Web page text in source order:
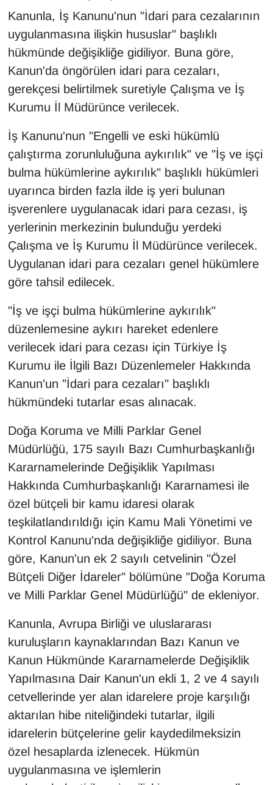
Kanunla, İş Kanunu'nun "İdari para cezalarının
uygulanmasına ilişkin hususlar" başlıklı
hükmünde değişikliğe gidiliyor. Buna göre,
Kanun'da öngörülen idari para cezaları,
gerekçesi belirtilmek suretiyle Çalışma ve İş
Kurumu İl Müdürünce verilecek.
İş Kanunu'nun "Engelli ve eski hükümlü
çalıştırma zorunluluğuna aykırılık" ve "İş ve işçi
bulma hükümlerine aykırılık" başlıklı hükümleri
uyarınca birden fazla ilde iş yeri bulunan
işverenlere uygulanacak idari para cezası, iş
yerlerinin merkezinin bulunduğu yerdeki
Çalışma ve İş Kurumu İl Müdürünce verilecek.
Uygulanan idari para cezaları genel hükümlere
göre tahsil edilecek.
"İş ve işçi bulma hükümlerine aykırılık"
düzenlemesine aykırı hareket edenlere
verilecek idari para cezası için Türkiye İş
Kurumu ile İlgili Bazı Düzenlemeler Hakkında
Kanun'un "İdari para cezaları" başlıklı
hükmündeki tutarlar esas alınacak.
Doğa Koruma ve Milli Parklar Genel
Müdürlüğü, 175 sayılı Bazı Cumhurbaşkanlığı
Kararnamelerinde Değişiklik Yapılması
Hakkında Cumhurbaşkanlığı Kararnamesi ile
özel bütçeli bir kamu idaresi olarak
teşkilatlandırıldığı için Kamu Mali Yönetimi ve
Kontrol Kanunu'nda değişikliğe gidiliyor. Buna
göre, Kanun'un ek 2 sayılı cetvelinin "Özel
Bütçeli Diğer İdareler" bölümüne "Doğa Koruma
ve Milli Parklar Genel Müdürlüğü" de ekleniyor.
Kanunla, Avrupa Birliği ve uluslararası
kuruluşların kaynaklarından Bazı Kanun ve
Kanun Hükmünde Kararnamelerde Değişiklik
Yapılmasına Dair Kanun'un ekli 1, 2 ve 4 sayılı
cetvellerinde yer alan idarelere proje karşılığı
aktarılan hibe niteliğindeki tutarlar, ilgili
idarelerin bütçelerine gelir kaydedilmeksizin
özel hesaplarda izlenecek. Hükmün
uygulanmasına ve işlemlerin